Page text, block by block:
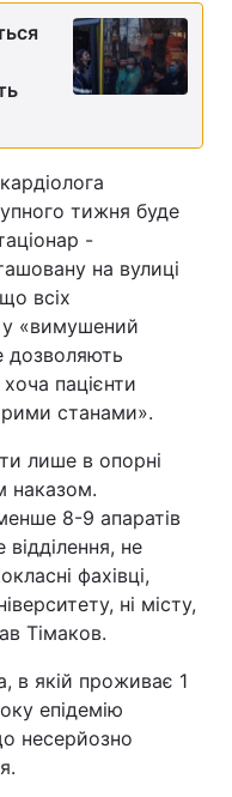
тижня буде
-
на вулиці
всіх
у «вимушений
дозволяють
пацієнти
станами».
лише в опорні
наказом.
8-9 апаратів
не
фахівці,
ні місту,
Тімаков.
в якій проживає 1
епідемію
несерйозно